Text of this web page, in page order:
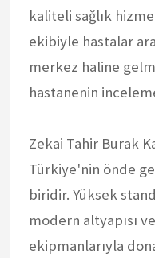
kaliteli sağlık
ekibiyle hastalar
merkez haline
hastanenin
Zekai Tahir Burak
Türkiye'nin önde
biridir. Yüksek
modern altyapısı
ekipmanlarıyla